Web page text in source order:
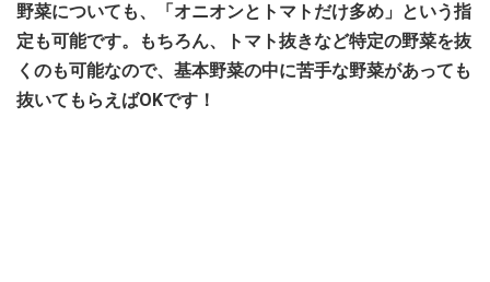
野菜についても、「オニオンとトマトだけ多め」という指
定も可能です。もちろん、トマト抜きなど特定の野菜を抜
くのも可能なので、基本野菜の中に苦手な野菜があっても
抜いてもらえばOKです！